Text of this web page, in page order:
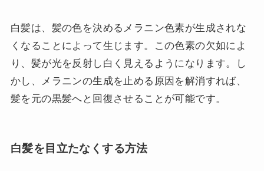
白髪は、髪の色を決めるメラニン色素が生成されな
くなることによって生じます。この色素の欠如によ
り、髪が光を反射し白く見えるようになります。し
かし、メラニンの生成を止める原因を解消すれば、
髪を元の黒髪へと回復させることが可能です。
白髪を目立たなくする方法